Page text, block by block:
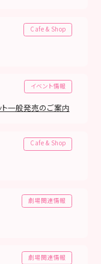
Cafe & Shop
イベント情報
ト一般発売のご案内
Cafe & Shop
劇場関連情報
劇場関連情報